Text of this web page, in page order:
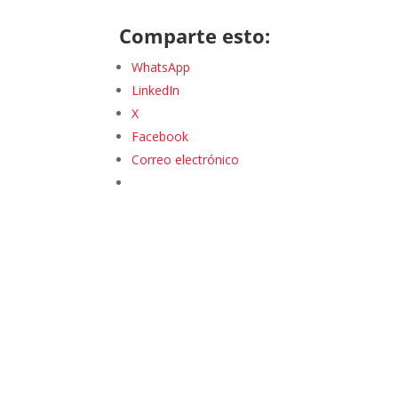
Comparte esto:
WhatsApp
LinkedIn
X
Facebook
Correo electrónico